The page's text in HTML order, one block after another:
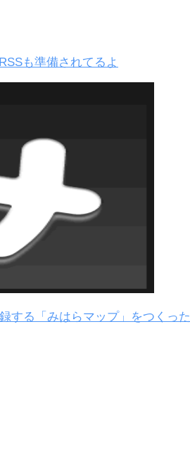
も準備されてるよ
する「みはらマップ」をつくった